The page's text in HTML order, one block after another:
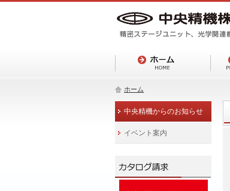
ホーム
中央精機からのお知らせ
イベント案内